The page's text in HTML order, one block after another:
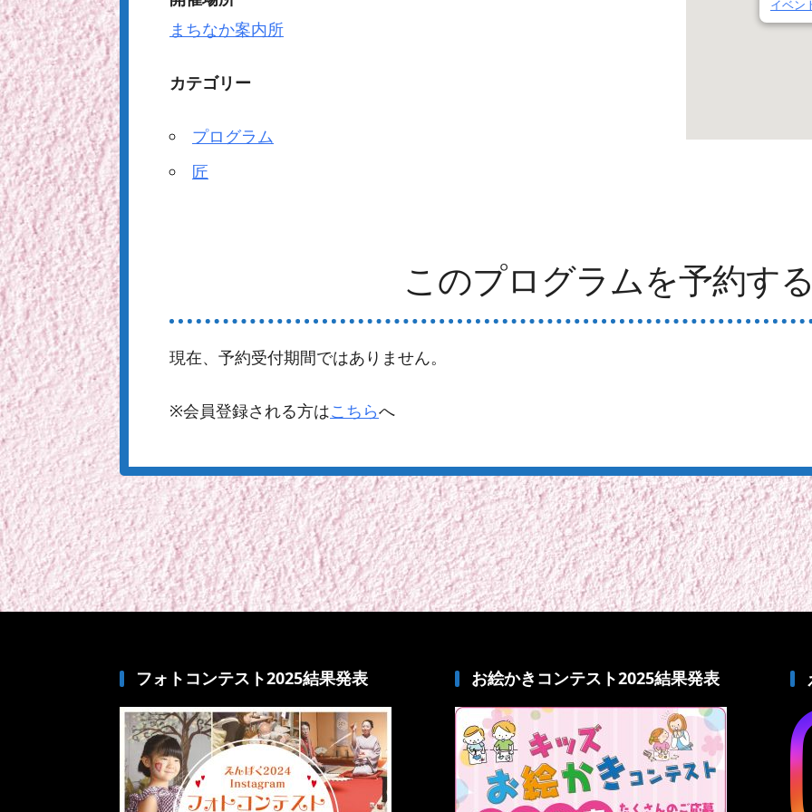
イベン
まちなか案内所
カテゴリー
プログラム
匠
このプログラムを予約す
現在、予約受付期間ではありません。
※会員登録される方はこちらへ
フォトコンテスト2025結果発表 お絵かきコンテスト2025結果発表